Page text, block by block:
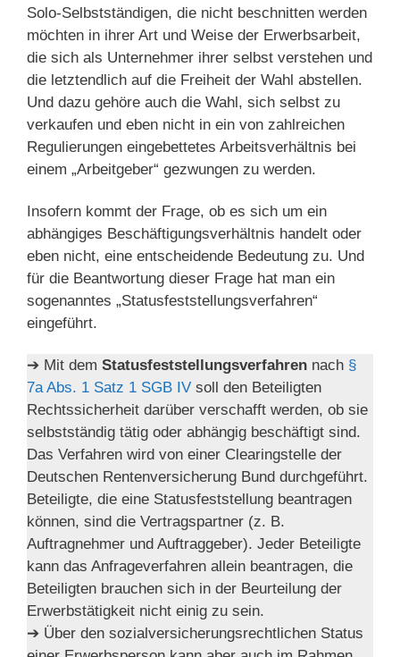
Solo-Selbstständigen, die nicht beschnitten werden
möchten in ihrer Art und Weise der Erwerbsarbeit,
die sich als Unternehmer ihrer selbst verstehen und
die letztendlich auf die Freiheit der Wahl abstellen.
Und dazu gehöre auch die Wahl, sich selbst zu
verkaufen und eben nicht in ein von zahlreichen
Regulierungen eingebettetes Arbeitsverhältnis bei
einem „Arbeitgeber“ gezwungen zu werden.
Insofern kommt der Frage, ob es sich um ein
abhängiges Beschäftigungsverhältnis handelt oder
eben nicht, eine entscheidende Bedeutung zu. Und
für die Beantwortung dieser Frage hat man ein
sogenanntes „Statusfeststellungsverfahren“
eingeführt.
➔ Mit dem Statusfeststellungsverfahren nach §
7a Abs. 1 Satz 1 SGB IV soll den Beteiligten
Rechtssicherheit darüber verschafft werden, ob sie
selbstständig tätig oder abhängig beschäftigt sind.
Das Verfahren wird von einer Clearingstelle der
Deutschen Rentenversicherung Bund durchgeführt.
Beteiligte, die eine Statusfeststellung beantragen
können, sind die Vertragspartner (z. B.
Auftragnehmer und Auftraggeber). Jeder Beteiligte
kann das Anfrageverfahren allein beantragen, die
Beteiligten brauchen sich in der Beurteilung der
Erwerbstätigkeit nicht einig zu sein.
➔ Über den sozialversicherungsrechtlichen Status